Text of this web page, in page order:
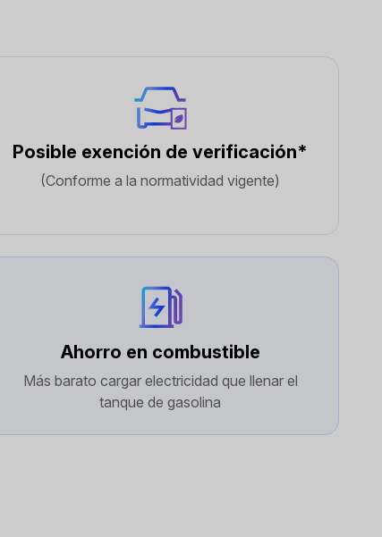
Posible exención de verificación*
(Conforme a la normatividad vigente)
Ahorro en combustible
Más barato cargar electricidad que llenar el
tanque de gasolina